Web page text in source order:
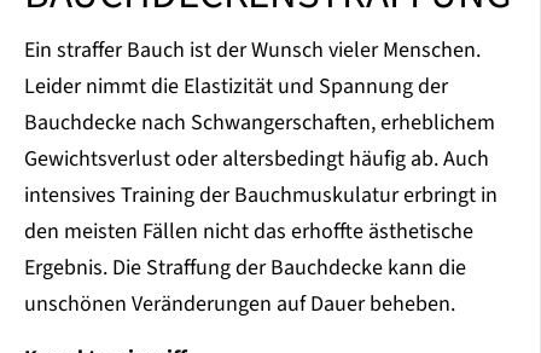
Ein straffer Bauch ist der Wunsch vieler Menschen.
Leider nimmt die Elastizität und Spannung der
Bauchdecke nach Schwangerschaften, erheblichem
Gewichtsverlust oder altersbedingt häufig ab. Auch
intensives Training der Bauchmuskulatur erbringt in
den meisten Fällen nicht das erhoffte ästhetische
Ergebnis. Die Straffung der Bauchdecke kann die
unschönen Veränderungen auf Dauer beheben.